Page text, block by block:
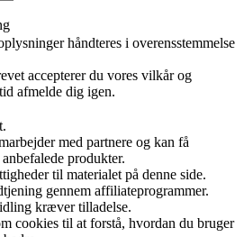
håndteres i overensstemmelse
accepterer du vores vilkår og
afmelde dig igen.
med partnere og kan få
produkter.
til materialet på denne side.
gennem affiliateprogrammer.
kræver tilladelse.
cookies til at forstå, hvordan du bruger